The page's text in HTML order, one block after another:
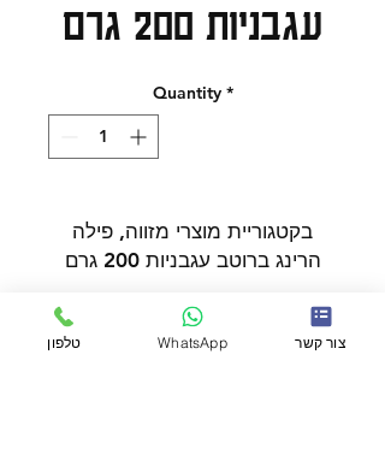
עגבניות 200 גרם
Quantity *
בקטגוריית מוצרי מזווה, פילה
הרינג ברוטב עגבניות 200 גרם
להזמנה.
המוצר מתאים לבישול ביתי,
כשרות טלפון WhatsApp צור קשר